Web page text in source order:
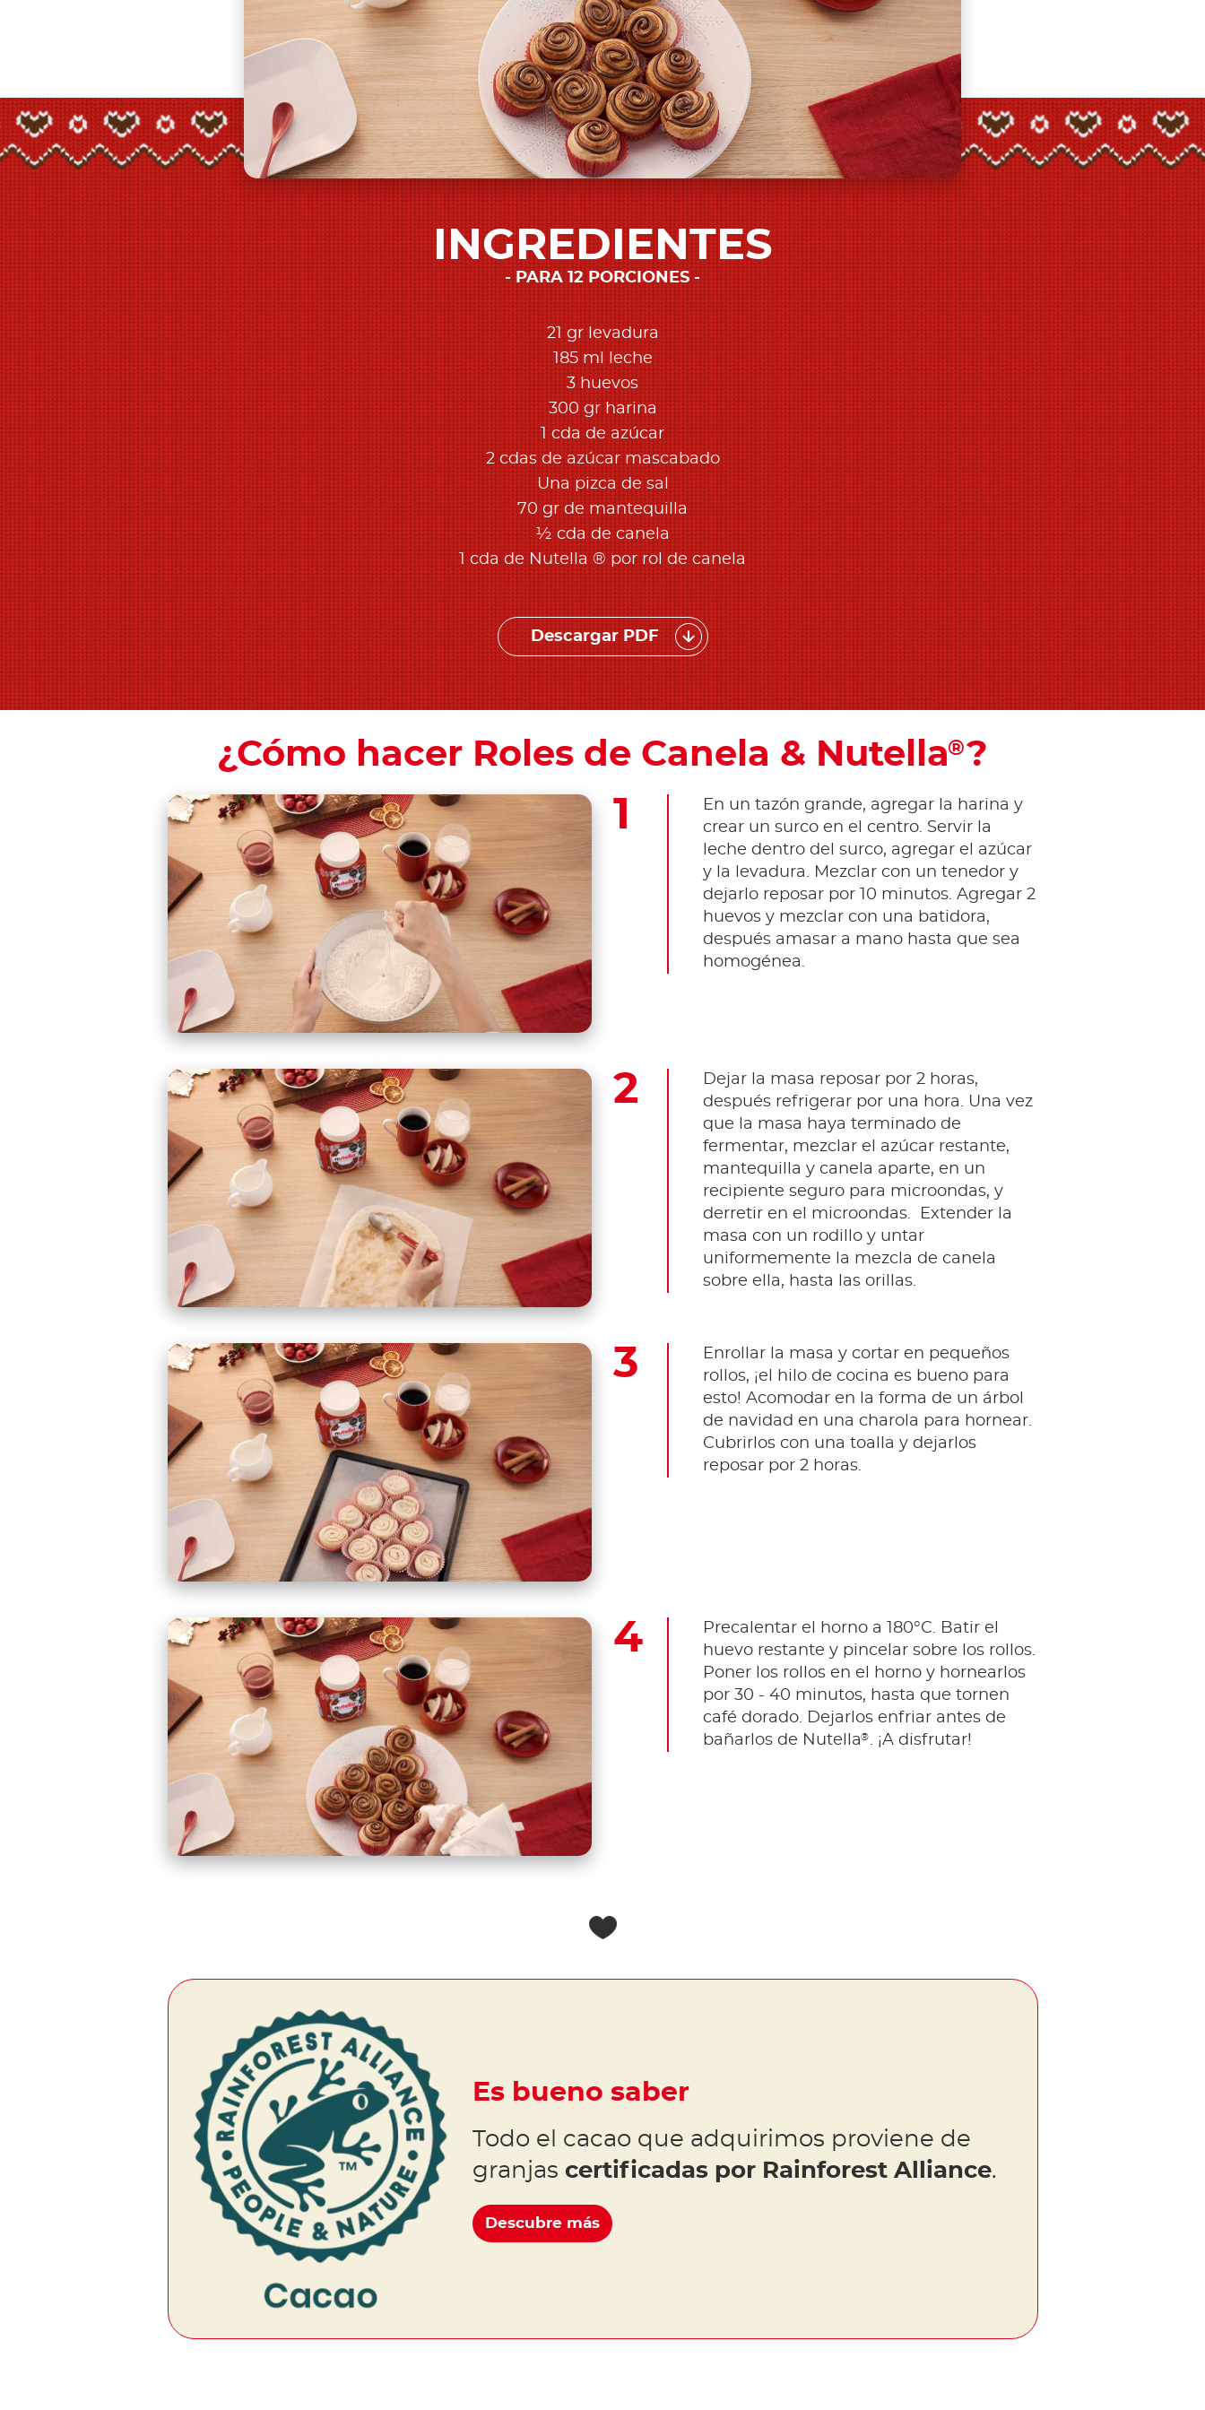
INGREDIENTES
PARA 12 PORCIONES
21 gr levadura
185 ml leche
3 huevos
300 gr harina
1 cda de azúcar
2 cdas de azúcar mascabado
Una pizca de sal
70 gr de mantequilla
½ cda de canela
1 cda de Nutella ® por rol de canela
Descargar PDF
¿Cómo hacer Roles de Canela & Nutella®?
En un tazón grande, agregar la harina y
crear un surco en el centro. Servir la
leche dentro del surco, agregar el azúcar
y la levadura. Mezclar con un tenedor y
dejarlo reposar por 10 minutos. Agregar 2
huevos y mezclar con una batidora,
después amasar a mano hasta que sea
homogénea.
Dejar la masa reposar por 2 horas,
después refrigerar por una hora. Una vez
que la masa haya terminado de
fermentar, mezclar el azúcar restante,
mantequilla y canela aparte, en un
recipiente seguro para microondas, y
derretir en el microondas. Extender la
masa con un rodillo y untar
uniformemente la mezcla de canela
sobre ella, hasta las orillas.
Enrollar la masa y cortar en pequeños
rollos, ¡el hilo de cocina es bueno para
esto! Acomodar en la forma de un árbol
de navidad en una charola para hornear.
Cubrirlos con una toalla y dejarlos
reposar por 2 horas.
Precalentar el horno a 180°C. Batir el
huevo restante y pincelar sobre los rollos.
Poner los rollos en el horno y hornearlos
por 30 - 40 minutos, hasta que tornen
café dorado. Dejarlos enfriar antes de
bañarlos de Nutella® . ¡A disfrutar!
Es bueno saber
Todo el cacao que adquirimos proviene de
granjas certificadas por Rainforest Alliance.
Descubre más